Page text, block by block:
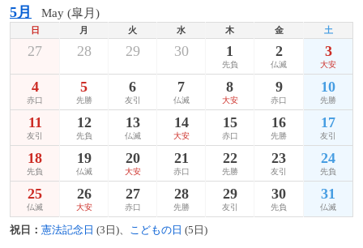
5月 May (皐月)
日 月 火 水 木 金 土
27 28 29 30 1
先負
2
仏滅
3
大安
4
赤口
5
先勝
6
友引
7
仏滅
8
大安
9
赤口
10
先勝
11
友引
12
先負
13
仏滅
14
大安
15
赤口
16
先勝
17
友引
18
先負
19
仏滅
20
大安
21
赤口
22
先勝
23
友引
24
先負
25
仏滅
26
大安
27
赤口
28
先勝
29
友引
30
先負
31
仏滅
祝日： 憲法記念日 (3日)、 こどもの日 (5日)